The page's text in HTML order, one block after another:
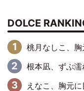
DOLCE
桃月なしこ、胸元も脇も眩し過ぎるラン
根本凪、ずぶ濡れスケスケ衣装に
えなこ、胸元に目を奪われるコスプ